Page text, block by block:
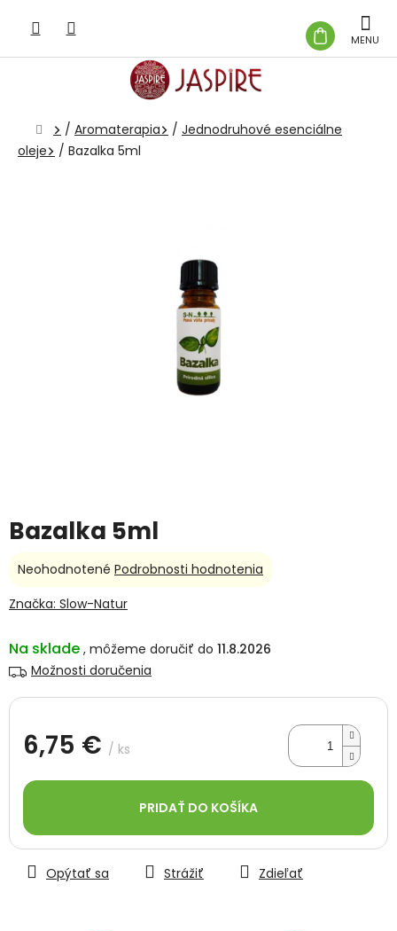
obsah
KOŠÍK
Domov
/ Aromaterapia / Jednodruhové esenciálne
oleje
/ Bazalka 5ml
Bazalka 5ml
Na sklade
11.8.2026
Možnosti doručenia
6,75 € / ks
cena:
PRIDAŤ DO KOŠÍKA
Opýtať sa Strážiť Zdieľať
Priemerné
produktu
z
5
Neohodnotené Podrobnosti hodnotenia
Značka: Slow-Natur